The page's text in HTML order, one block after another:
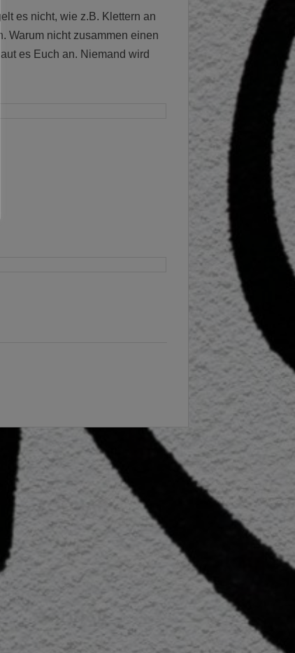
es nicht, wie z.B. Klettern an
Warum nicht zusammen einen
es Euch an. Niemand wird